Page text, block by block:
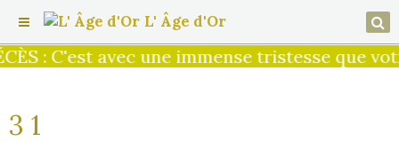
: C'est avec une immense tristesse que
L' Âge d'Or
3 1